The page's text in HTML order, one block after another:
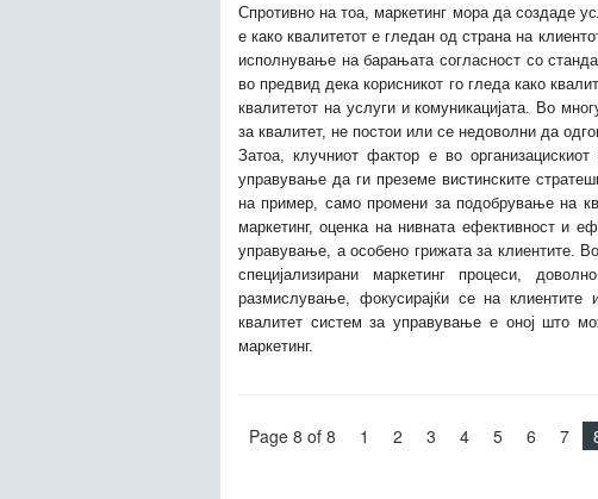
Спротивно на тоа, маркетинг мора да создаде
е како квалитетот е гледан од страна на
исполнување на барањата согласност со
во предвид дека корисникот го гледа како
квалитетот на услуги и комуникацијата. Во
за квалитет, не постои или се недоволни да
Затоа, клучниот фактор е во
управување да ги преземе вистинските
на пример, само промени за подобрување на
маркетинг, оценка на нивната ефективност и
управување, а особено грижата за клиентите.
специјализирани маркетинг процеси,
размислување, фокусирајќи се на клиентите
квалитет систем за управување е оној што
маркетинг.
Page 8 of 8 1 2 3 4 5 6 7